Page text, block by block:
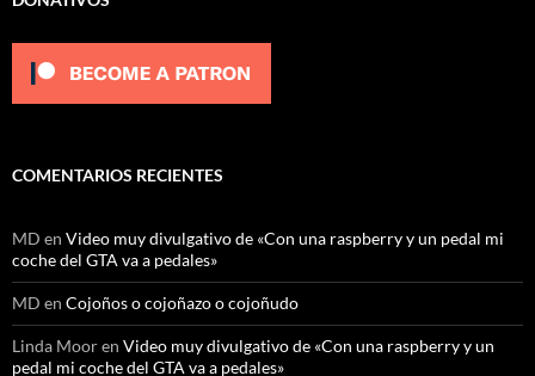
COMENTARIOS RECIENTES
MD en Video muy divulgativo de «Con una raspberry y un pedal mi
coche del GTA va a pedales»
MD en Cojoños o cojoñazo o cojoñudo
Linda Mooren Video muy divulgativo de «Con una raspberry y un
pedal mi coche del GTA va a pedales»